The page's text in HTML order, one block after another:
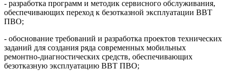
- разработка программ и методик сервисного обслуживания,
обеспечивающих переход к безотказной эксплуатации ВВТ
ПВО;
- обоснование требований и разработка проектов технических
заданий для создания ряда современных мобильных
ремонтно-диагностических средств, обеспечивающих
безотказную эксплуатацию ВВТ ПВО;